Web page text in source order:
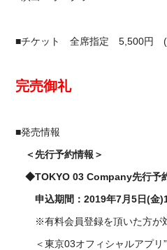
■チケット 全席指定 5,500円 (
完売御礼
■発売情報
＜先行予約情報＞
◆TOKYO 03 Company先行予
申込期間：2019年7月5日(金
※有料会員登録を頂いた方が対
＜東京03オフィシャルアプリ